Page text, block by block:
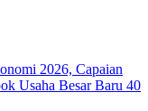
2026, Capaian
Usaha Besar Baru 40